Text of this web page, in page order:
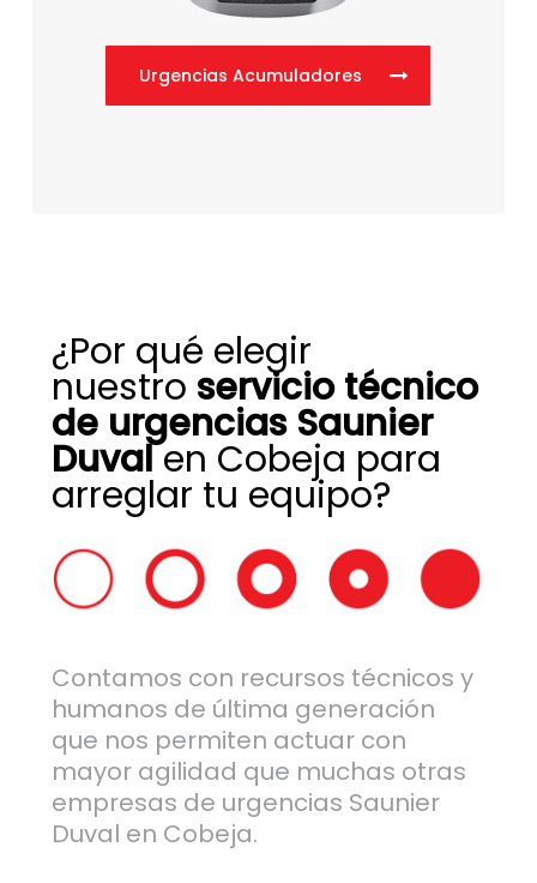
Urgencias Acumuladores
¿Por qué elegir
nuestro servicio técnico
de urgencias Saunier
Duvalen Cobeja para
arreglar tu equipo?
Contamos con recursos técnicos y
humanos de última generación
que nos permiten actuar con
mayor agilidad que muchas otras
empresas de urgencias Saunier
Duval en Cobeja.